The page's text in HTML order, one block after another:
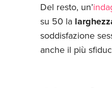
Del resto, un’
su 50 la
soddisfazione
anche il più